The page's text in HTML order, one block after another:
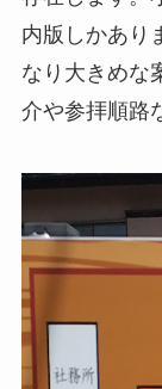
内版しかあり
なり大きめな
介や参拝順路